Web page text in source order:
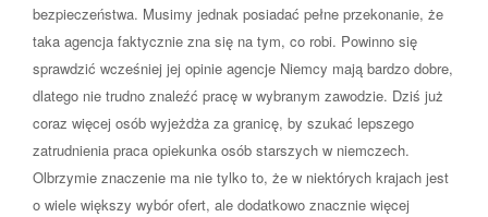
bezpieczeństwa. Musimy jednak posiadać pełne przekonanie, że
taka agencja faktycznie zna się na tym, co robi. Powinno się
sprawdzić wcześniej jej opinie agencje Niemcy mają bardzo dobre,
dlatego nie trudno znaleźć pracę w wybranym zawodzie. Dziś już
coraz więcej osób wyjeżdża za granicę, by szukać lepszego
zatrudnienia praca opiekunka osób starszych w niemczech.
Olbrzymie znaczenie ma nie tylko to, że w niektórych krajach jest
o wiele większy wybór ofert, ale dodatkowo znacznie więcej